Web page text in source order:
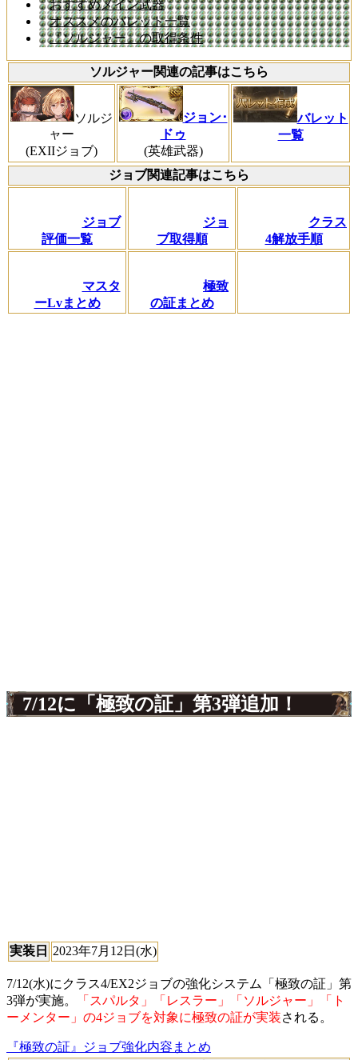
おすすめメイン武器
オススメのバレット一覧
『ソルジャー』の取得条件
ソルジャー関連の記事はこちら
ソルジ
ャー
(EXIIジョブ)
ジョン･
ドゥ
(英雄武器)
バレット
一覧
ジョブ関連記事はこちら
ジョブ
評価一覧
ジョ
ブ取得順
クラス
4解放手順
マスタ
ーLvまとめ
極致
の証まとめ
7/12に「極致の証」第3弾追加！
実装日 2023年7月12日(水)
7/12(水)にクラス4/EX2ジョブの強化システム「極致の証」第
3弾が実施。
「スパルタ」「レスラー」「ソルジャー」「ト
ーメンター」の4ジョブを対象に極致の証が実装される。
『極致の証』ジョブ強化内容まとめ